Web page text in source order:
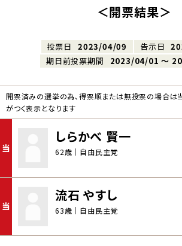
＜開票結果＞
投票日 2023/04/09 告示日
期日前投票期間
2023/04/01 〜
開票済みの選挙の為、得票順または無投票の場合は
がつく表示となります
当
しらかべ 賢一
62歳｜自由民主党
当
流石 やすし
63歳｜自由民主党